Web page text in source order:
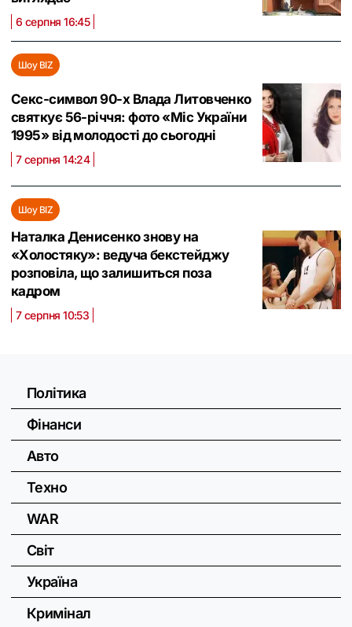
6 серпня 16:45
Шоу BIZ
Секс-символ 90-х Влада Литовченко
святкує 56-річчя: фото «Міс України
1995» від молодості до сьогодні
7 серпня 14:24
Шоу BIZ
Наталка Денисенко знову на
«Холостяку»: ведуча бекстейджу
розповіла, що залишиться поза
кадром
7 серпня 10:53
Політика
Фінанси
Авто
Техно
WAR
Світ
Україна
Кримінал